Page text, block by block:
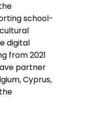
school-
digital
from 2021
partner
Cyprus,